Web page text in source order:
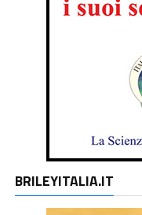
BRILEYITALIA.IT